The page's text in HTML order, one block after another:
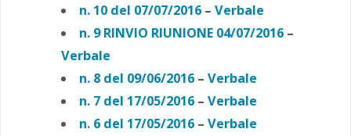
n. 10 del 07/07/2016 –Verbale
n. 9 RINVIO RIUNIONE 04/07/2016 –
Verbale
n. 8 del 09/06/2016 –Verbale
n. 7 del 17/05/2016 –Verbale
n. 6 del 17/05/2016 –Verbale